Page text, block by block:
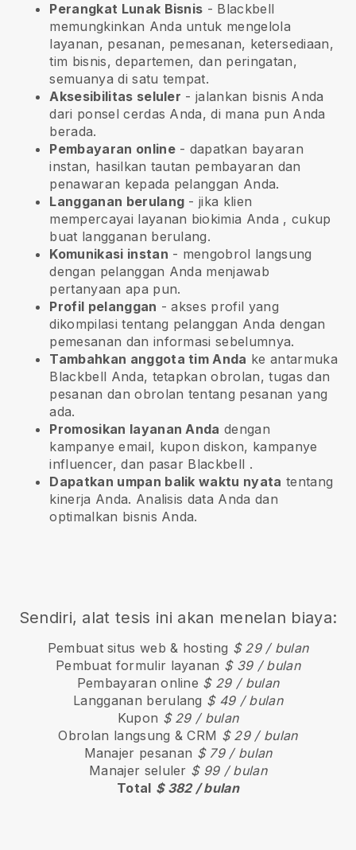
Perangkat Lunak Bisnis - Blackbell
memungkinkan Anda untuk mengelola
layanan, pesanan, pemesanan, ketersediaan,
tim bisnis, departemen, dan peringatan,
semuanya di satu tempat.
Aksesibilitas seluler - jalankan bisnis Anda
dari ponsel cerdas Anda, di mana pun Anda
berada.
Pembayaran online- dapatkan bayaran
instan, hasilkan tautan pembayaran dan
penawaran kepada pelanggan Anda.
Langganan berulang -jika klien
mempercayai layanan biokimia Anda , cukup
buat langganan berulang.
Komunikasi instan - mengobrol langsung
dengan pelanggan Anda menjawab
pertanyaan apa pun.
Profil pelanggan - akses profil yang
dikompilasi tentang pelanggan Anda dengan
pemesanan dan informasi sebelumnya.
Tambahkan anggota tim Anda ke antarmuka
Blackbell Anda, tetapkan obrolan, tugas dan
pesanan dan obrolan tentang pesanan yang
ada.
Promosikan layanan Anda dengan
kampanye email, kupon diskon, kampanye
influencer, dan pasar Blackbell .
Dapatkan umpan balik waktu nyata tentang
kinerja Anda. Analisis data Anda dan
optimalkan bisnis Anda.
Sendiri, alat tesis ini akan menelan biaya:
Pembuat situs web & hosting $ 29 / bulan
Pembuat formulir layanan $ 39 / bulan
Pembayaran online $ 29 / bulan
Langganan berulang $ 49 / bulan
Kupon $ 29 / bulan
Obrolan langsung & CRM $ 29 / bulan
Manajer pesanan $ 79 / bulan
Manajer seluler $ 99 / bulan
Total $ 382 / bulan